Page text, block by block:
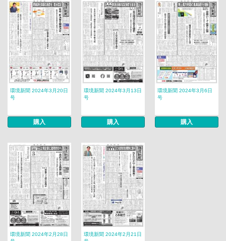
環境新聞 2024年3月20日
号
購入
環境新聞 2024年3月13日
号
購入
環境新聞 2024年3月6日
号
購入
環境新聞 2024年2月28日
環境新聞 2024年2月21日